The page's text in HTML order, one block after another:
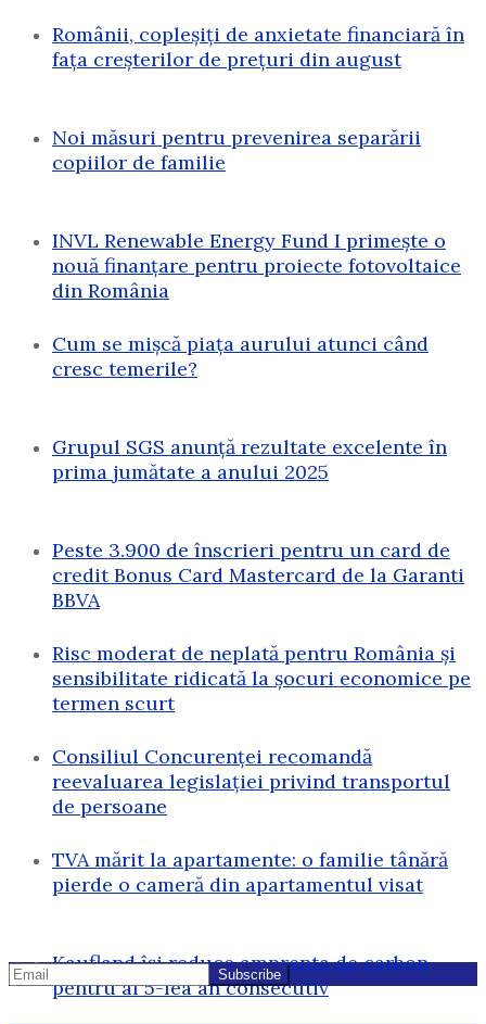
Românii, copleșiți de anxietate financiară în
fața creșterilor de prețuri din august
Noi măsuri pentru prevenirea separării
copiilor de familie
INVL Renewable Energy Fund I primește o
nouă finanțare pentru proiecte fotovoltaice
din România
Cum se mișcă piața aurului atunci când
cresc temerile?
Grupul SGS anunță rezultate excelente în
prima jumătate a anului 2025
Peste 3.900 de înscrieri pentru un card de
credit Bonus Card Mastercard de la Garanti
BBVA
Risc moderat de neplată pentru România și
sensibilitate ridicată la șocuri economice pe
termen scurt
Consiliul Concurenței recomandă
reevaluarea legislației privind transportul
de persoane
TVA mărit la apartamente: o familie tânără
pierde o cameră din apartamentul visat
Kaufland își reduce amprenta de carbon
pentru al 5-lea an consecutiv